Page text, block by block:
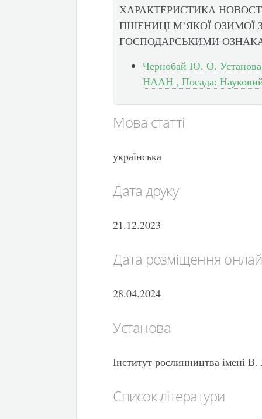
ХАРАКТЕРИСТИКА
ПШЕНИЦІ М’ЯКОЇ ОЗИМОЇ
ГОСПОДАРСЬКИМИ
Чернобай Ю. О.
НААН , Посада: Науковий
Мова статті
українська
Дата друку
21.12.2023
Дата розміщення
28.04.2024
Установа
Інститут рослинництва
Список літератури